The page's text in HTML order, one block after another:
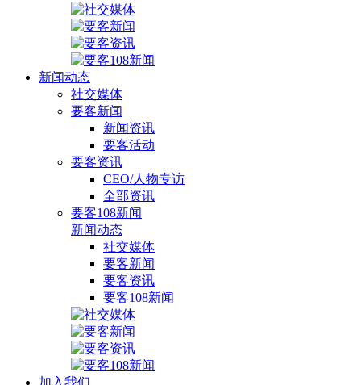
新闻动态
社交媒体
要客新闻
新闻资讯
要客活动
要客资讯
CEO/人物专访
全部资讯
要客108新闻
新闻动态
社交媒体
要客新闻
要客资讯
要客108新闻
加入我们